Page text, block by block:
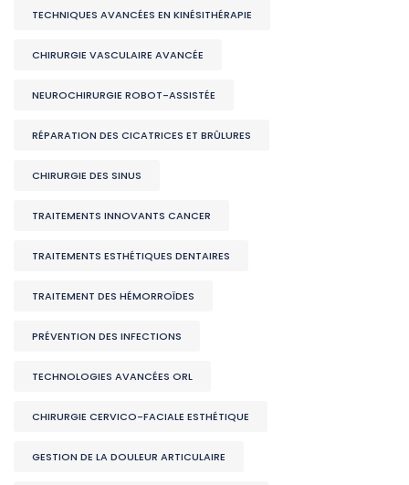
TECHNIQUES AVANCÉES EN KINÉSITHÉRAPIE
CHIRURGIE VASCULAIRE AVANCÉE
NEUROCHIRURGIE ROBOT-ASSISTÉE
RÉPARATION DES CICATRICES ET BRÛLURES
CHIRURGIE DES SINUS
TRAITEMENTS INNOVANTS CANCER
TRAITEMENTS ESTHÉTIQUES DENTAIRES
TRAITEMENT DES HÉMORROÏDES
PRÉVENTION DES INFECTIONS
TECHNOLOGIES AVANCÉES ORL
CHIRURGIE CERVICO-FACIALE ESTHÉTIQUE
GESTION DE LA DOULEUR ARTICULAIRE